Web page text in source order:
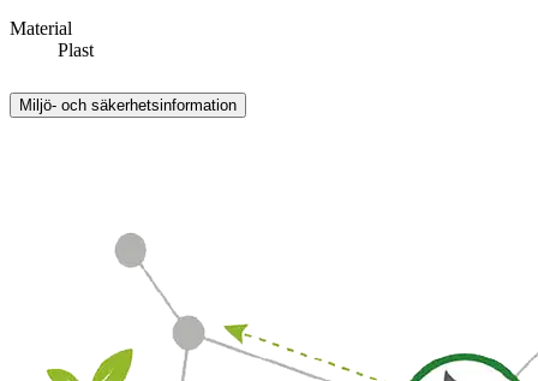
Material
Plast
Miljö- och säkerhetsinformation